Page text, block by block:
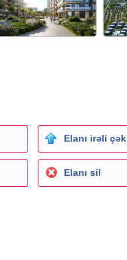
Elanı irəli çək
Elanı sil